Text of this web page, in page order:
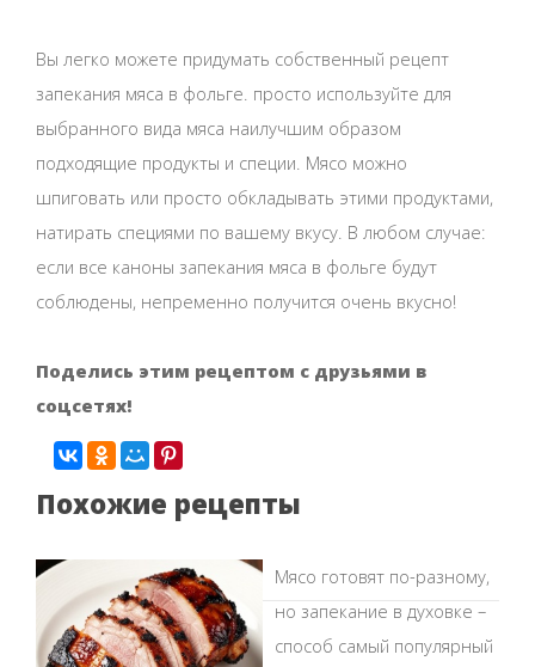
Вы легко можете придумать собственный рецепт
запекания мяса в фольге. просто используйте для
выбранного вида мяса наилучшим образом
подходящие продукты и специи. Мясо можно
шпиговать или просто обкладывать этими продуктами,
натирать специями по вашему вкусу. В любом случае:
если все каноны запекания мяса в фольге будут
соблюдены, непременно получится очень вкусно!
Поделись этим рецептом с друзьями в
соцсетях!
Похожие рецепты
Мясо готовят по-разному,
но запекание в духовке –
способ самый популярный